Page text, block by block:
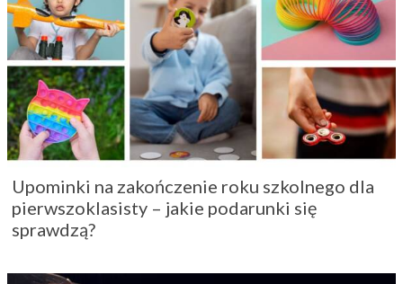
Upominki na zakończenie roku szkolnego dla
pierwszoklasisty – jakie podarunki się
sprawdzą?